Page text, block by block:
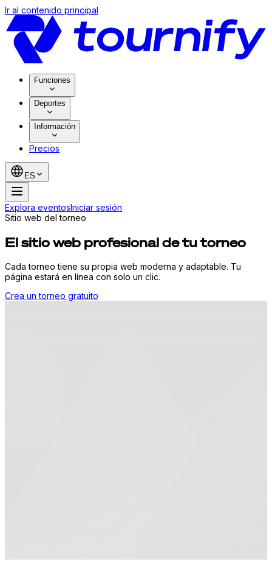
Ir al contenido principal
Funciones
Deportes
Información
Precios
ES
Explora eventosIniciar sesión
Sitio web del torneo
El sitio web profesional de tu torneo
Cada torneo tiene su propia web moderna y adaptable. Tu
página estará en línea con solo un clic.
Crea un torneo gratuito